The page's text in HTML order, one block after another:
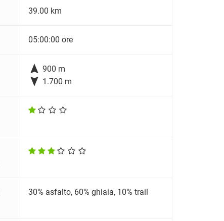
39.00 km
05:00:00 ore
 900 m
 1.700 m
30% asfalto, 60% ghiaia, 10% trail